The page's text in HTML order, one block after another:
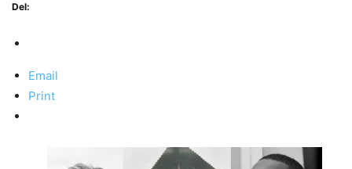
Del:
Email
Print